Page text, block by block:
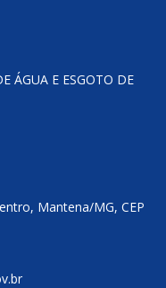
ÁGUA E ESGOTO DE
Mantena/MG, CEP